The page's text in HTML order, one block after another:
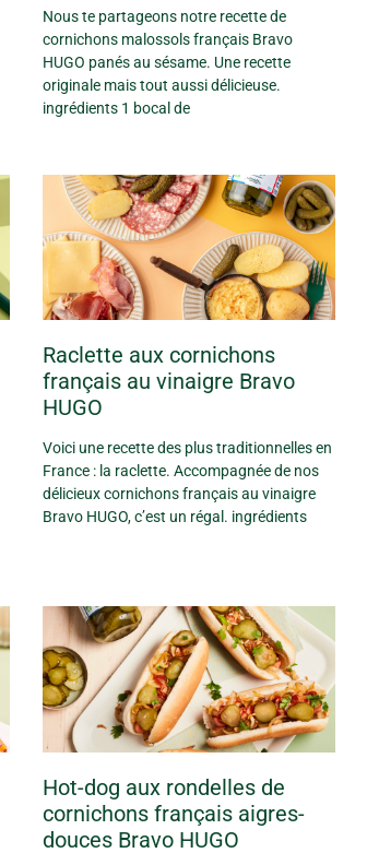
Nous te partageons notre recette de
cornichons malossols français Bravo
HUGO panés au sésame. Une recette
originale mais tout aussi délicieuse.
ingrédients 1 bocal de
Raclette aux cornichons
français au vinaigre Bravo
HUGO
Voici une recette des plus traditionnelles en
France : la raclette. Accompagnée de nos
délicieux cornichons français au vinaigre
Bravo HUGO, c’est un régal. ingrédients
Hot-dog aux rondelles de
cornichons français aigres-
douces Bravo HUGO